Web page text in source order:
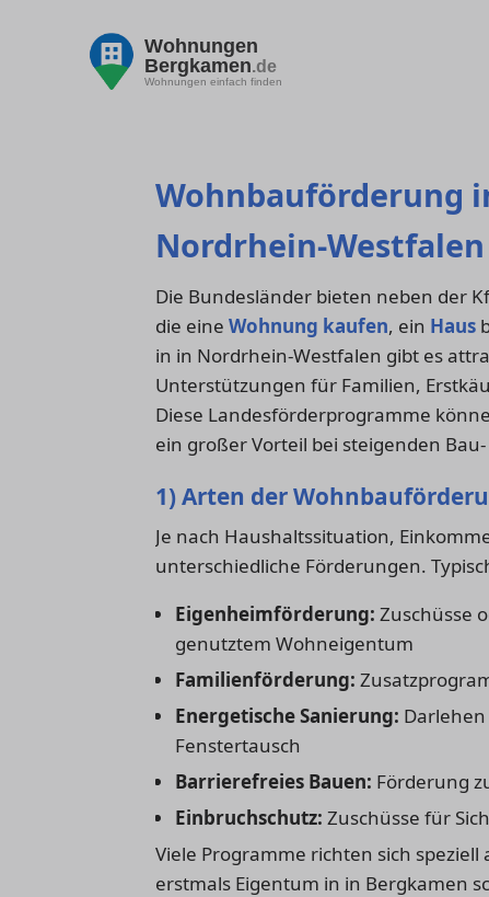
Wohnungen
Bergkamen.de
Wohnungen einfach finden
Wohnbauförderung
Nordrhein-Westfalen
Die Bundesländer bieten neben der
die eine Wohnung kaufen, ein Haus
in in Nordrhein-Westfalen gibt es
Unterstützungen für Familien,
Diese Landesförderprogramme
ein großer Vorteil bei steigenden
1) Arten der
Je nach Haushaltssituation,
unterschiedliche Förderungen.
Eigenheimförderung: Zuschüsse
genutztem Wohneigentum
Familienförderung:
Energetische Sanierung:
Fenstertausch
Barrierefreies Bauen: Förderung
Einbruchschutz: Zuschüsse für
Viele Programme richten sich
erstmals Eigentum in in Bergkamen